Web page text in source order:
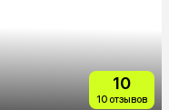
10
10 отзывов